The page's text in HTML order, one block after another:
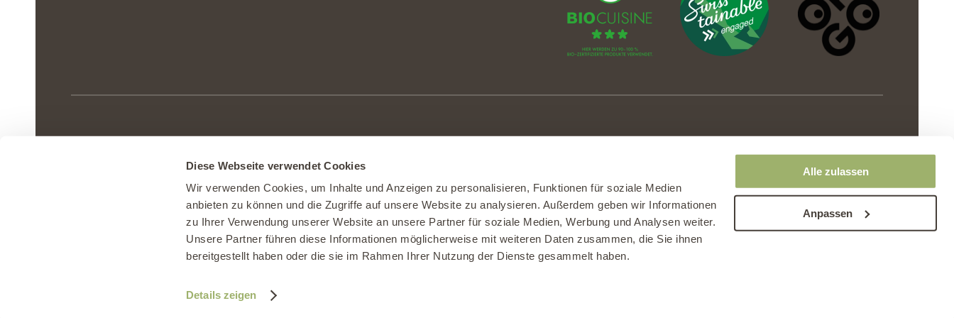
Diese Webseite verwendet Cookies
Wir verwenden Cookies, um Inhalte und Anzeigen zu personalisieren, Funktionen für soziale Medien
anbieten zu können und die Zugriffe auf unsere Website zu analysieren. Außerdem geben wir Informationen
zu Ihrer Verwendung unserer Website an unsere Partner für soziale Medien, Werbung und Analysen weiter.
Unsere Partner führen diese Informationen möglicherweise mit weiteren Daten zusammen, die Sie ihnen
bereitgestellt haben oder die sie im Rahmen Ihrer Nutzung der Dienste gesammelt haben.
Details zeigen
Alle zulassen
Anpassen
Telefon 041 980 57 90
| info@burgrain.ch | www.burgrain.ch
Datenschutz | AGB | Nutzungsbedingungen